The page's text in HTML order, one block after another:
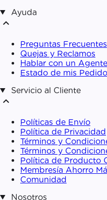
Ayuda
expand_less
Preguntas Frecuentes
Quejas y Reclamos
Hablar con un Agente
Estado de mis
Servicio al Cliente
expand_less
Políticas de Envío
Política de Privacidad
Términos y
Términos y
Política de Producto
Membresía Ahorro
Comunidad
Nosotros